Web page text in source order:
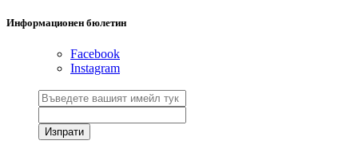
Информационен бюлетин
Facebook
Instagram